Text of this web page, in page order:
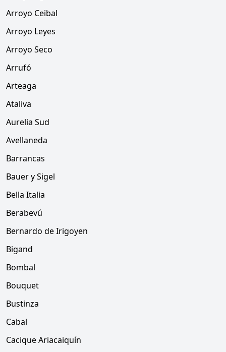
Arroyo Ceibal
Arroyo Leyes
Arroyo Seco
Arrufó
Arteaga
Ataliva
Aurelia Sud
Avellaneda
Barrancas
Bauer y Sigel
Bella Italia
Berabevú
Bernardo de Irigoyen
Bigand
Bombal
Bouquet
Bustinza
Cabal
Cacique Ariacaiquín